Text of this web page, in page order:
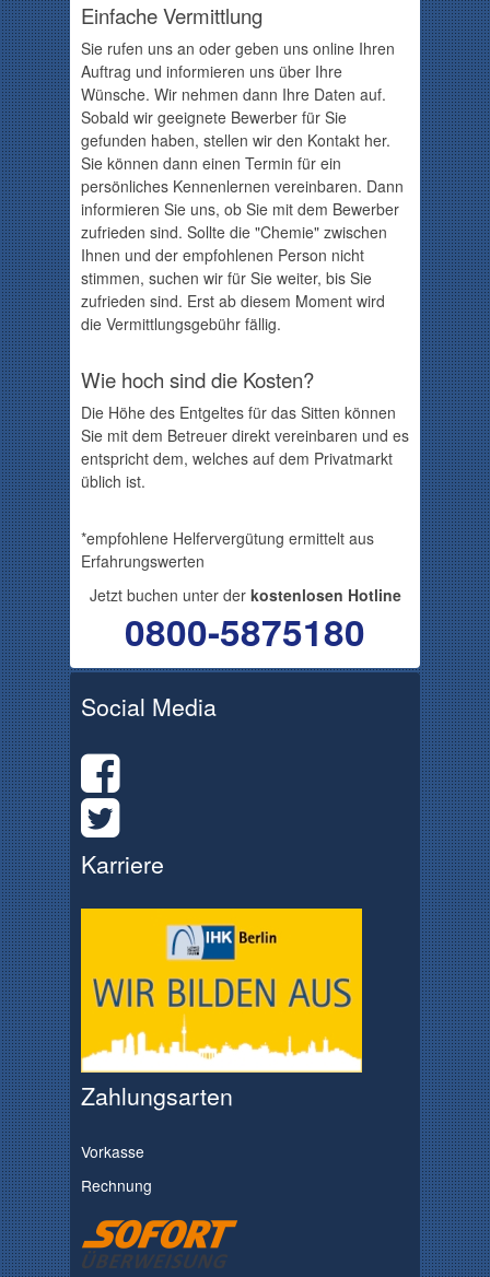
Einfache Vermittlung
Sie rufen uns an oder geben uns online Ihren
Auftrag und informieren uns über Ihre
Wünsche. Wir nehmen dann Ihre Daten auf.
Sobald wir geeignete Bewerber für Sie
gefunden haben, stellen wir den Kontakt her.
Sie können dann einen Termin für ein
persönliches Kennenlernen vereinbaren. Dann
informieren Sie uns, ob Sie mit dem Bewerber
zufrieden sind. Sollte die "Chemie" zwischen
Ihnen und der empfohlenen Person nicht
stimmen, suchen wir für Sie weiter, bis Sie
zufrieden sind. Erst ab diesem Moment wird
die Vermittlungsgebühr fällig.
Wie hoch sind die Kosten?
Die Höhe des Entgeltes für das Sitten können
Sie mit dem Betreuer direkt vereinbaren und es
entspricht dem, welches auf dem Privatmarkt
üblich ist.
*empfohlene Helfervergütung ermittelt aus
Erfahrungswerten
Jetzt buchen unter derkostenlosen Hotline
0800-5875180
Social Media
Karriere
Zahlungsarten
Vorkasse
Rechnung